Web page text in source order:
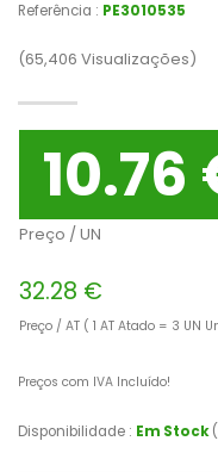
Referência : PE3010535
(65,406 Visualizações)
10.76
Preço / UN
32.28 €
Preço / AT ( 1 AT Atado = 3 UN
Preços com IVA Incluído!
Disponibilidade : Em Stock